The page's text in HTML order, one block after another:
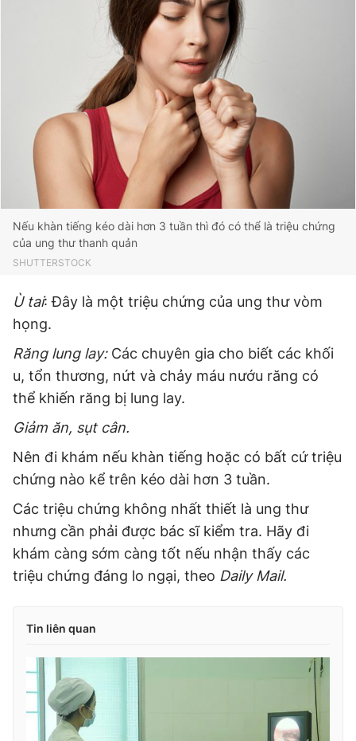
Nếu khàn tiếng kéo dài hơn 3 tuần thì đó có thể là triệu chứng
của ung thư thanh quản
SHUTTERSTOCK
Ù tai: Đây là một triệu chứng của ung thư vòm
họng.
Răng lung lay:Các chuyên gia cho biết các khối
u, tổn thương, nứt và chảy máu nướu răng có
thể khiến răng bị lung lay.
Giảm ăn, sụt cân.
Nên đi khám nếu khàn tiếng hoặc có bất cứ triệu
chứng nào kể trên kéo dài hơn 3 tuần.
Các triệu chứng không nhất thiết là ung thư
nhưng cần phải được bác sĩ kiểm tra. Hãy đi
khám càng sớm càng tốt nếu nhận thấy các
triệu chứng đáng lo ngại, theo Daily Mail.
Tin liên quan